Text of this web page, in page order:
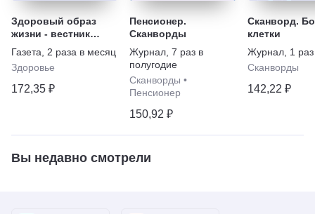
Здоровый образ
жизни - вестник
"ЗОЖ"
Газета
2 раза в месяц
Здоровье
172,35 ₽
Пенсионер.
Сканворды
Журнал 7 раз в
полугодие
Сканворды •
Пенсионер
150,92 ₽
Сканворд.
клетки
Журнал 1
Сканворды
142,22 ₽
Вы недавно смотрели